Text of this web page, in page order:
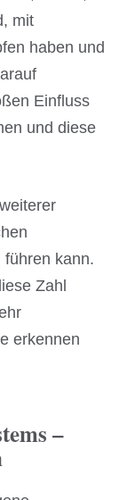
mit
haben und
Einfluss
und diese
führen kann.
Zahl
erkennen
–